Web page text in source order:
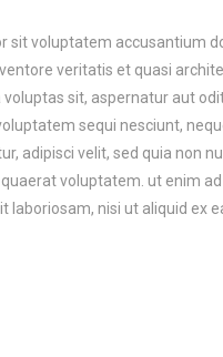
sit voluptatem accusantium
veritatis et quasi
sit, aspernatur aut
sequi nesciunt,
adipisci velit, sed quia non
voluptatem. ut enim
nisi ut aliquid ex